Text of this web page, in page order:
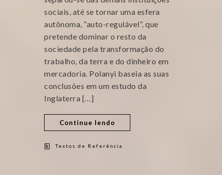
sociais, até se tornar uma esfera
autônoma, “auto-regulável”, que
pretende dominar o resto da
sociedade pela transformação do
trabalho, da terra e do dinheiro em
mercadoria. Polanyi baseia as suas
conclusões em um estudo da
Inglaterra […]
Continue lendo
Textos de Referência